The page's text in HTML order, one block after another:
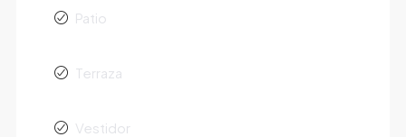
Patio
Terraza
Vestidor